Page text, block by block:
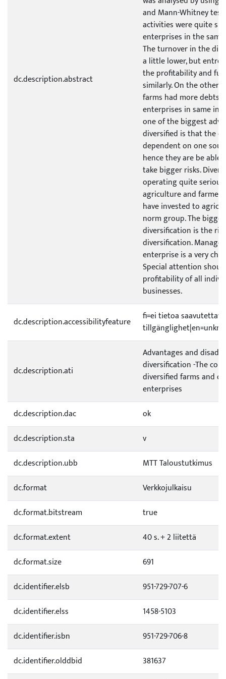
dc.description.abstract
and Mann-Whitney
activities were quite
enterprises in the
The turnover in the
a little lower, but
the profitability and
similarly. On the other
farms had more debts
enterprises in same
one of the biggest
diversified is that the
dependent on one
hence they are be
take bigger risks.
operating quite
agriculture and
have invested to
norm group. The
diversification is the
diversification.
enterprise is a very
Special attention
profitability of all
businesses.
dc.description.accessibilityfeature
fi=ei tietoa
dc.description.ati
Advantages and
diversification -The
diversified farms and
enterprises
dc.description.dac
ok
dc.description.sta
v
dc.description.ubb
MTT Taloustutkimus
dc.format
Verkkojulkaisu
dc.format.bitstream
true
dc.format.extent
40 s. + 2 liitettä
dc.format.size
691
dc.identifier.elsb
951-729-707-6
dc.identifier.elss
1458-5103
dc.identifier.isbn
951-729-706-8
dc.identifier.olddbid
381637